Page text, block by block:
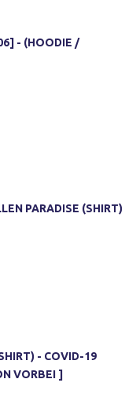
- (HOODIE /
PARADISE (SHIRT)
- COVID-19
VORBEI ]